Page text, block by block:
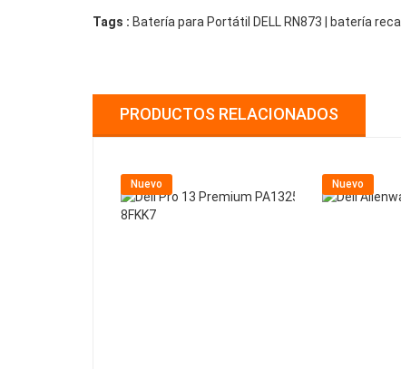
Tags : Batería para Portátil DELL RN873 | batería
PRODUCTOS RELACIONADOS
Nuevo Nuevo